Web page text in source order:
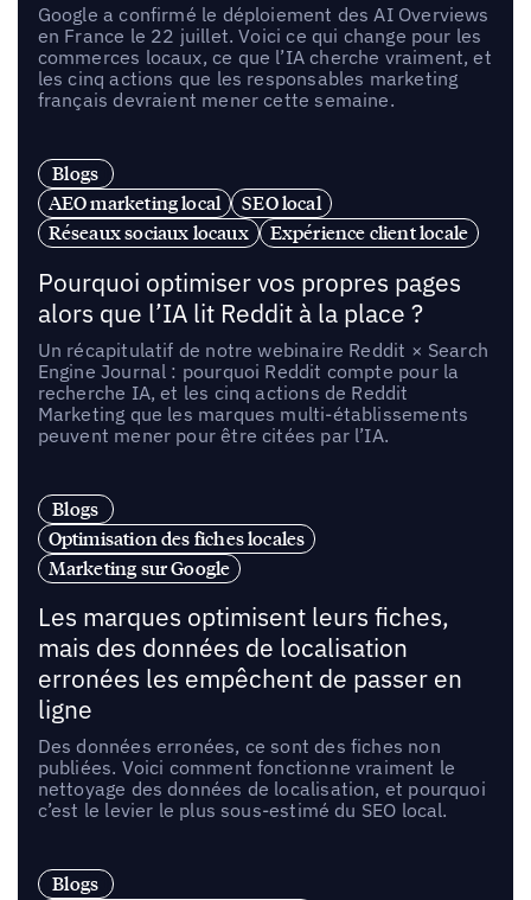
Google a confirmé le déploiement des AI Overviews
en France le 22 juillet. Voici ce qui change pour les
commerces locaux, ce que l’IA cherche vraiment, et
les cinq actions que les responsables marketing
français devraient mener cette semaine.
Blogs
AEO marketing local
SEO local
Réseaux sociaux locaux
Expérience client locale
Pourquoi optimiser vos propres pages
alors que l’IA lit Reddit à la place ?
Un récapitulatif de notre webinaire Reddit × Search
Engine Journal : pourquoi Reddit compte pour la
recherche IA, et les cinq actions de Reddit
Marketing que les marques multi-établissements
peuvent mener pour être citées par l’IA.
Blogs
Optimisation des fiches locales
Marketing sur Google
Les marques optimisent leurs fiches,
mais des données de localisation
erronées les empêchent de passer en
ligne
Des données erronées, ce sont des fiches non
publiées. Voici comment fonctionne vraiment le
nettoyage des données de localisation, et pourquoi
c’est le levier le plus sous-estimé du SEO local.
Blogs